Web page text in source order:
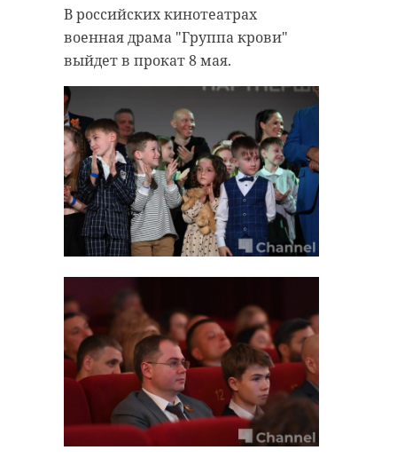
В российских кинотеатрах
военная драма "Группа крови"
выйдет в прокат 8 мая.